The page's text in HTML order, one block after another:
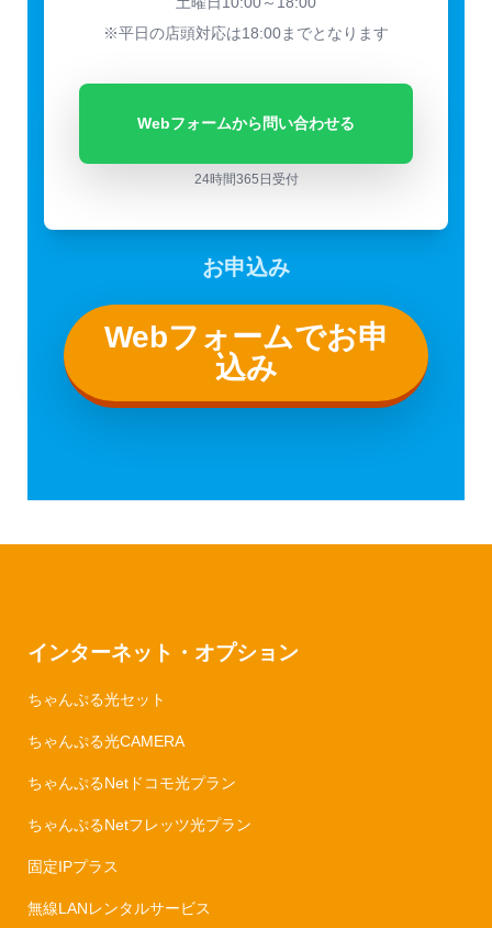
※平日の店頭対応は18:00までとなります
Webフォームから問い合わせる
24時間365日受付
お申込み
Webフォームでお申
込み
インターネット・オプション
ちゃんぷる光セット
ちゃんぷる光CAMERA
ちゃんぷるNetドコモ光プラン
ちゃんぷるNetフレッツ光プラン
固定IPプラス
無線LANレンタルサービス